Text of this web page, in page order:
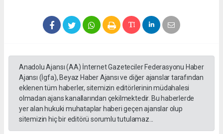
Anadolu Ajansı (AA) İnternet Gazeteciler Federasyonu Haber
Ajansı (İgfa), Beyaz Haber Ajansı ve diğer ajanslar tarafından
eklenen tüm haberler, sitemizin editörlerinin müdahalesi
olmadan ajans kanallarından çekilmektedir. Bu haberlerde
yer alan hukuki muhataplar haberi geçen ajanslar olup
sitemizin hiç bir editörü sorumlu tutulamaz...